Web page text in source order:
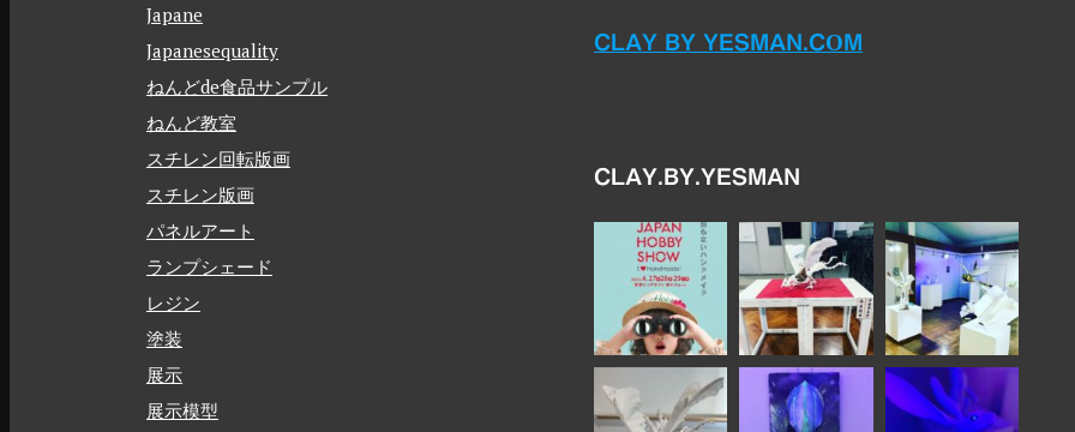
Japane
Japanesequality
ねんどde食品サンプル
ねんど教室
スチレン回転版画
スチレン版画
パネルアート
ランプシェード
レジン
塗装
展示
展示模型
CLAY BY YESMAN.COM
CLAY.BY.YESMAN